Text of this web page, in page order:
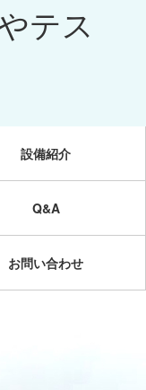
テス
設備紹介
Q&A
お問い合わせ